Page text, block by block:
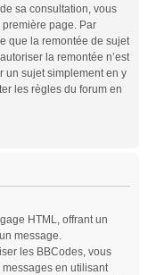
sa consultation, vous
page. Par
que la remontée de sujet
la remontée n’est
un sujet simplement en y
les règles du forum en
HTML, offrant un
message.
les BBCodes, vous
en utilisant